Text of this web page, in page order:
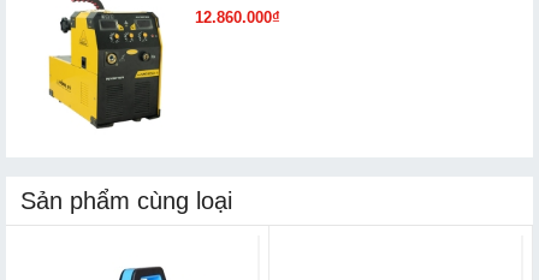
12.860.000₫
Sản phẩm cùng loại